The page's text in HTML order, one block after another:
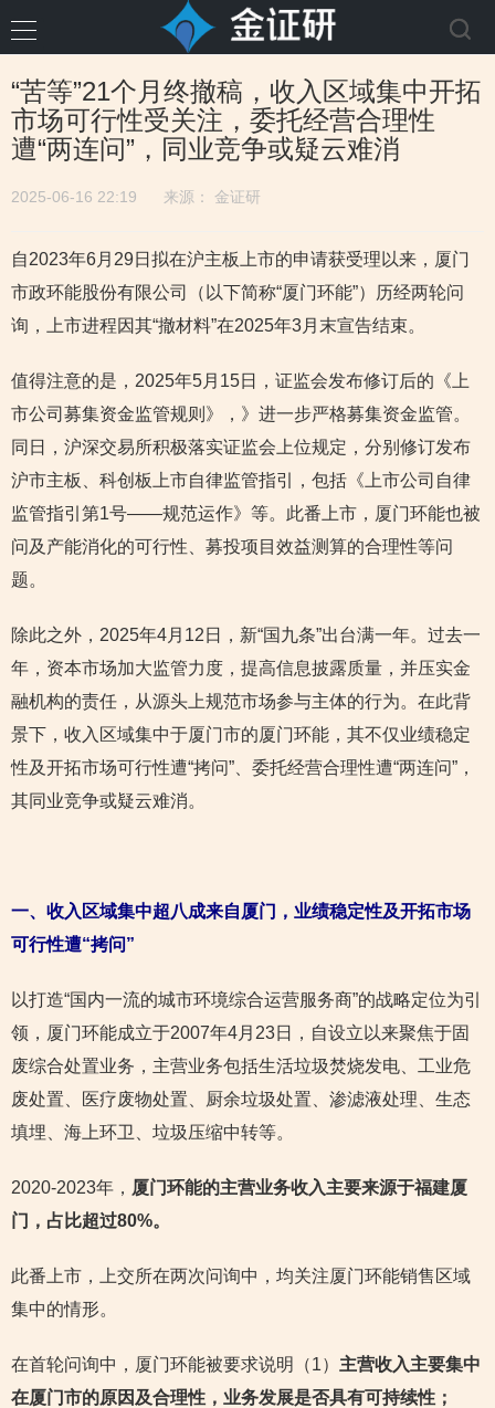
“苦等”21个月终撤稿，收入区域集中开拓
市场可行性受关注，委托经营合理性
遭“两连问”，同业竞争或疑云难消
2025-06-16 22:19 来源： 金证研
自2023年6月29日拟在沪主板上市的申请获受理以来，厦门
市政环能股份有限公司（以下简称“厦门环能”）历经两轮问
询，上市进程因其“撤材料”在2025年3月末宣告结束。
值得注意的是，2025年5月15日，证监会发布修订后的《上
市公司募集资金监管规则》，》进一步严格募集资金监管。
同日，沪深交易所积极落实证监会上位规定，分别修订发布
沪市主板、科创板上市自律监管指引，包括《上市公司自律
监管指引第1号——规范运作》等。此番上市，厦门环能也被
问及产能消化的可行性、募投项目效益测算的合理性等问
题。
除此之外，2025年4月12日，新“国九条”出台满一年。过去一
年，资本市场加大监管力度，提高信息披露质量，并压实金
融机构的责任，从源头上规范市场参与主体的行为。在此背
景下，收入区域集中于厦门市的厦门环能，其不仅业绩稳定
性及开拓市场可行性遭“拷问”、委托经营合理性遭“两连问”，
其同业竞争或疑云难消。
一、收入区域集中超八成来自厦门，业绩稳定性及开拓市场
可行性遭“拷问”
以打造“国内一流的城市环境综合运营服务商”的战略定位为引
领，厦门环能成立于2007年4月23日，自设立以来聚焦于固
废综合处置业务，主营业务包括生活垃圾焚烧发电、工业危
废处置、医疗废物处置、厨余垃圾处置、渗滤液处理、生态
填埋、海上环卫、垃圾压缩中转等。
2020-2023年， 厦门环能的主营业务收入主要来源于福建厦
门，占比超过80%。
此番上市，上交所在两次问询中，均关注厦门环能销售区域
集中的情形。
在首轮问询中，厦门环能被要求说明（1） 主营收入主要集中
在厦门市的原因及合理性，业务发展是否具有可持续性；